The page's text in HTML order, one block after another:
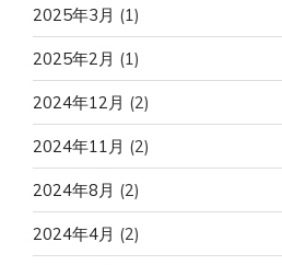
2025年3月 (1)
2025年2月 (1)
2024年12月 (2)
2024年11月 (2)
2024年8月 (2)
2024年4月 (2)